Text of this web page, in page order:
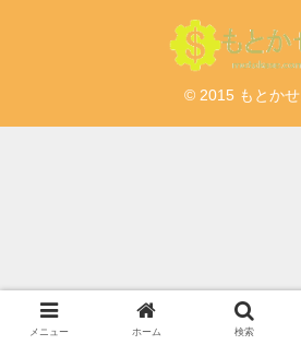
© 2015 もとかせ.
メニュー ホーム 検索